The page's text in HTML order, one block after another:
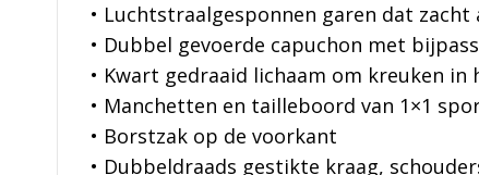
• Luchtstraalgesponnen garen dat
• Dubbel gevoerde capuchon met
• Kwart gedraaid lichaam om kreuken
• Manchetten en tailleboord van 1×1
• Borstzak op de voorkant
• Dubbeldraads gestikte kraag,